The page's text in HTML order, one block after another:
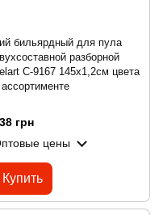
бильярдный для пула
разборной
C-9167 145x1,2см цвета
ассортименте
грн
цены
Купить